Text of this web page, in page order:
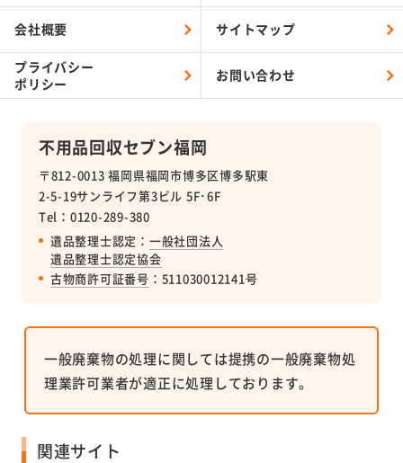
不用品回収セブン福岡
〒812-0013 福岡県福岡市博多区博多駅東
2-5-19サンライフ第3ビル 5F･6F
Tel：0120-289-380
遺品整理士認定： 一般社団法人
遺品整理士認定協会
古物商許可証番号 ：511030012141号
会社概要 サイトマップ
プライバシー
ポリシー
お問い合わせ
一般廃棄物の処理に関しては提携の一般廃棄物処
理業許可業者が適正に処理しております。
関連サイト